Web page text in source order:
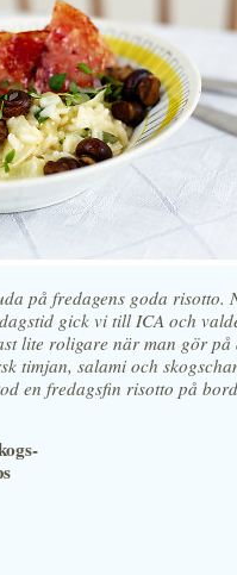
på fredagens goda risotto.
gick vi till ICA och
lite roligare när man gör på
timjan, salami och
en fredagsfin risotto på